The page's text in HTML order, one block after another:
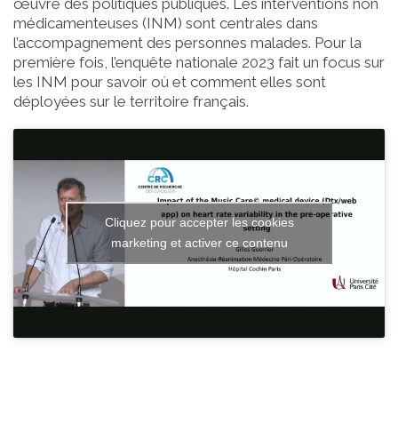
médicamenteuses (INM) sont centrales dans
l’accompagnement des personnes malades. Pour la
première fois, l’enquête nationale 2023 fait un focus sur
les INM pour savoir où et comment elles sont
déployées sur le territoire français.
Cliquez pour accepter les cookies
marketing et activer ce contenu